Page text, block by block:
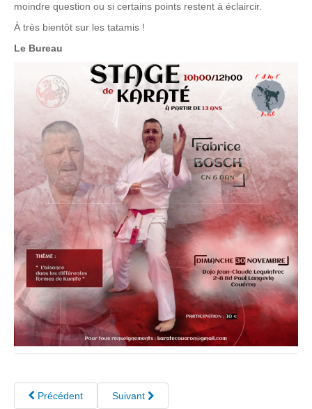
moindre question ou si certains points restent à éclaircir.
À très bientôt sur les tatamis !
Le Bureau
Précédent Suivant